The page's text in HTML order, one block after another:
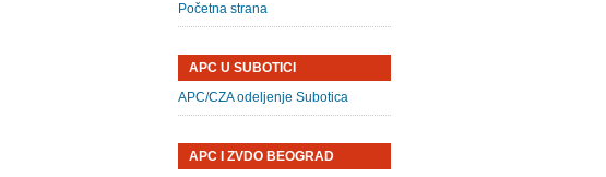
Početna strana
APC U SUBOTICI
APC/CZA odeljenje Subotica
APC I ZVDO BEOGRAD